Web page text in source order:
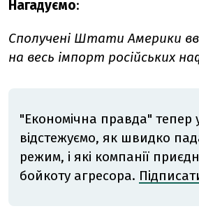
Нагадуємо:
Сполучені Штати Америки
на весь імпорт російських
"Економічна правда" тепер
відстежуємо, як швидко
режим, і які компанії
бойкоту агресора.